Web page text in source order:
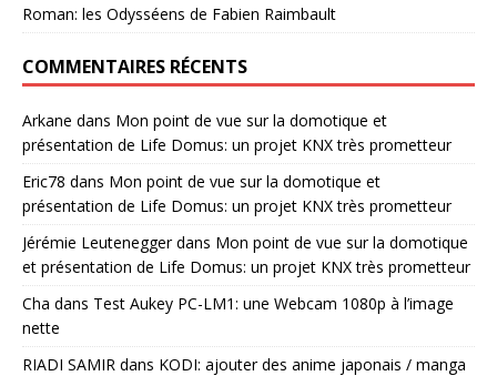
Roman: les Odysséens de Fabien Raimbault
COMMENTAIRES RÉCENTS
Arkane dans Mon point de vue sur la domotique et
présentation de Life Domus: un projet KNX très prometteur
Eric78 dans Mon point de vue sur la domotique et
présentation de Life Domus: un projet KNX très prometteur
Jérémie Leuteneggerdans Mon point de vue sur la domotique
et présentation de Life Domus: un projet KNX très prometteur
Cha dans Test Aukey PC-LM1: une Webcam 1080p à l’image
nette
RIADI SAMIR dans KODI: ajouter des anime japonais / manga